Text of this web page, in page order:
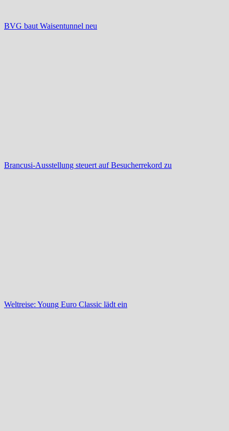
BVG baut Waisentunnel neu
Brancusi-Ausstellung steuert auf Besucherrekord zu
Weltreise: Young Euro Classic lädt ein